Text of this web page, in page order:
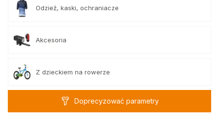
Odzież, kaski, ochraniacze
Akcesoria
Z dzieckiem na rowerze
Doprecyzować parametry